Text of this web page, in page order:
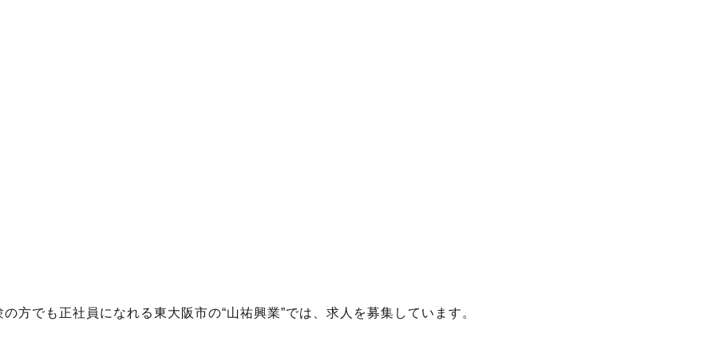
方でも正社員になれる東大阪市の“山祐興業”では、求人を募集しています。